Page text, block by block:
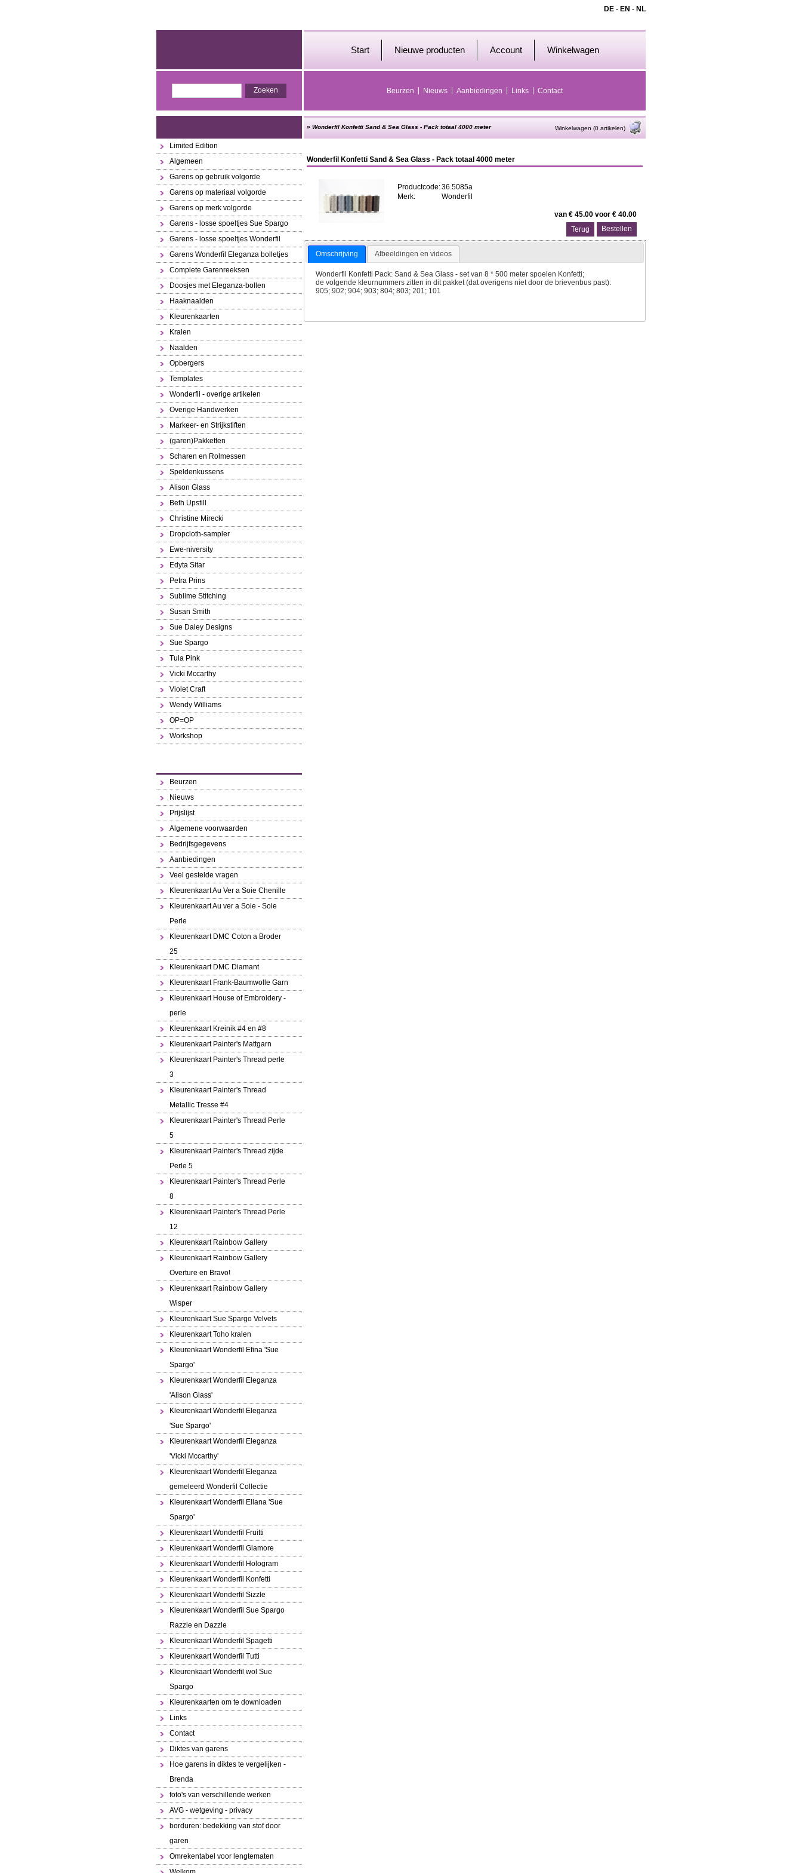
DE - EN - NL
Start Nieuwe producten Account Winkelwagen
Beurzen Nieuws Aanbiedingen Links Contact
Limited Edition
Algemeen
Garens op gebruik volgorde
Garens op materiaal volgorde
Garens op merk volgorde
Garens - losse spoeltjes Sue Spargo
Garens - losse spoeltjes Wonderfil
Garens Wonderfil Eleganza bolletjes
Complete Garenreeksen
Doosjes met Eleganza-bollen
Haaknaalden
Kleurenkaarten
Kralen
Naalden
Opbergers
Templates
Wonderfil - overige artikelen
Overige Handwerken
Markeer- en Strijkstiften
(garen)Pakketten
Scharen en Rolmessen
Speldenkussens
Alison Glass
Beth Upstill
Christine Mirecki
Dropcloth-sampler
Ewe-niversity
Edyta Sitar
Petra Prins
Sublime Stitching
Susan Smith
Sue Daley Designs
Sue Spargo
Tula Pink
Vicki Mccarthy
Violet Craft
Wendy Williams
OP=OP
Workshop
Beurzen
Nieuws
Prijslijst
Algemene voorwaarden
Bedrijfsgegevens
Aanbiedingen
Veel gestelde vragen
Kleurenkaart Au Ver a Soie Chenille
Kleurenkaart Au ver a Soie - Soie
Perle
Kleurenkaart DMC Coton a Broder
25
Kleurenkaart DMC Diamant
Kleurenkaart Frank-Baumwolle Garn
Kleurenkaart House of Embroidery -
perle
Kleurenkaart Kreinik #4 en #8
Kleurenkaart Painter's Mattgarn
Kleurenkaart Painter's Thread perle
3
Kleurenkaart Painter's Thread
Metallic Tresse #4
Kleurenkaart Painter's Thread Perle
5
Kleurenkaart Painter's Thread zijde
Perle 5
Kleurenkaart Painter's Thread Perle
8
Kleurenkaart Painter's Thread Perle
12
Kleurenkaart Rainbow Gallery
Kleurenkaart Rainbow Gallery
Overture en Bravo!
Kleurenkaart Rainbow Gallery
Wisper
Kleurenkaart Sue Spargo Velvets
Kleurenkaart Toho kralen
Kleurenkaart Wonderfil Efina 'Sue
Spargo'
Kleurenkaart Wonderfil Eleganza
'Alison Glass'
Kleurenkaart Wonderfil Eleganza
'Sue Spargo'
Kleurenkaart Wonderfil Eleganza
'Vicki Mccarthy'
Kleurenkaart Wonderfil Eleganza
gemeleerd Wonderfil Collectie
Kleurenkaart Wonderfil Ellana 'Sue
Spargo'
Kleurenkaart Wonderfil Fruitti
Kleurenkaart Wonderfil Glamore
Kleurenkaart Wonderfil Hologram
Kleurenkaart Wonderfil Konfetti
Kleurenkaart Wonderfil Sizzle
Kleurenkaart Wonderfil Sue Spargo
Razzle en Dazzle
Kleurenkaart Wonderfil Spagetti
Kleurenkaart Wonderfil Tutti
Kleurenkaart Wonderfil wol Sue
Spargo
Kleurenkaarten om te downloaden
Links
Contact
Diktes van garens
Hoe garens in diktes te vergelijken -
Brenda
foto's van verschillende werken
AVG - wetgeving - privacy
borduren: bedekking van stof door
garen
Omrekentabel voor lengtematen
» Wonderfil Konfetti Sand & Sea Glass - Pack totaal 4000 meter Winkelwagen (0 artikelen)
Wonderfil Konfetti Sand & Sea Glass - Pack totaal 4000 meter
Productcode:36.5085a
Merk:
Wonderfil
van € 45.00 voor € 40.00
Terug
Omschrijving Afbeeldingen en videos
Wonderfil Konfetti Pack: Sand & Sea Glass - set van 8 * 500 meter spoelen Konfetti;
de volgende kleurnummers zitten in dit pakket (dat overigens niet door de brievenbus past):
905; 902; 904; 903; 804; 803; 201; 101